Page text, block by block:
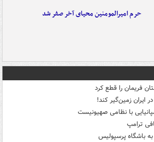
حرم امیرالمومنین محیای آخر صفر شد
فریمان را قطع کرد
ایران زمین‌گیر کند!
با نظامی صهیونیست
ترامپ
باشگاه پرسپولیس